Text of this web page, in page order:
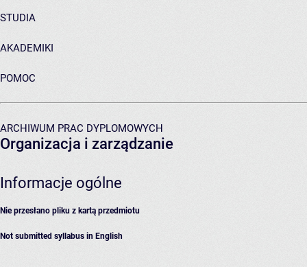
STUDIA
AKADEMIKI
POMOC
ARCHIWUM PRAC DYPLOMOWYCH
Organizacja i zarządzanie
Informacje ogólne
Nie przesłano pliku z kartą przedmiotu
Not submitted syllabus in English